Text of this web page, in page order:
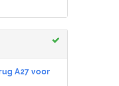
A27 voor